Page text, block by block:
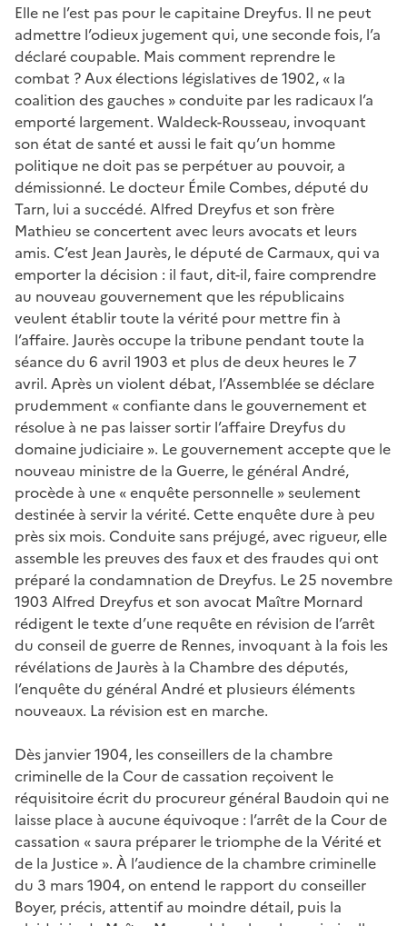
Elle ne l’est pas pour le capitaine Dreyfus. Il ne peut
admettre l’odieux jugement qui, une seconde fois, l’a
déclaré coupable. Mais comment reprendre le
combat ? Aux élections législatives de 1902, « la
coalition des gauches » conduite par les radicaux l’a
emporté largement. Waldeck-Rousseau, invoquant
son état de santé et aussi le fait qu’un homme
politique ne doit pas se perpétuer au pouvoir, a
démissionné. Le docteur Émile Combes, député du
Tarn, lui a succédé. Alfred Dreyfus et son frère
Mathieu se concertent avec leurs avocats et leurs
amis. C’est Jean Jaurès, le député de Carmaux, qui va
emporter la décision : il faut, dit-il, faire comprendre
au nouveau gouvernement que les républicains
veulent établir toute la vérité pour mettre fin à
l’affaire. Jaurès occupe la tribune pendant toute la
séance du 6 avril 1903 et plus de deux heures le 7
avril. Après un violent débat, l’Assemblée se déclare
prudemment « confiante dans le gouvernement et
résolue à ne pas laisser sortir l’affaire Dreyfus du
domaine judiciaire ». Le gouvernement accepte que le
nouveau ministre de la Guerre, le général André,
procède à une « enquête personnelle » seulement
destinée à servir la vérité. Cette enquête dure à peu
près six mois. Conduite sans préjugé, avec rigueur, elle
assemble les preuves des faux et des fraudes qui ont
préparé la condamnation de Dreyfus. Le 25 novembre
1903 Alfred Dreyfus et son avocat Maître Mornard
rédigent le texte d’une requête en révision de l’arrêt
du conseil de guerre de Rennes, invoquant à la fois les
révélations de Jaurès à la Chambre des députés,
l’enquête du général André et plusieurs éléments
nouveaux. La révision est en marche.
Dès janvier 1904, les conseillers de la chambre
criminelle de la Cour de cassation reçoivent le
réquisitoire écrit du procureur général Baudoin qui ne
laisse place à aucune équivoque : l’arrêt de la Cour de
cassation « saura préparer le triomphe de la Vérité et
de la Justice ». À l’audience de la chambre criminelle
du 3 mars 1904, on entend le rapport du conseiller
Boyer, précis, attentif au moindre détail, puis la